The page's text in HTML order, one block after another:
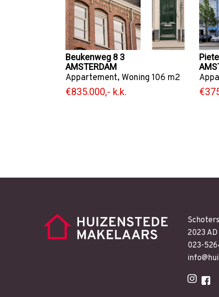
Beukenweg 8 3
AMSTERDAM
Appartement, Woning 106 m2
€835.000,- k.k.
2023
023-